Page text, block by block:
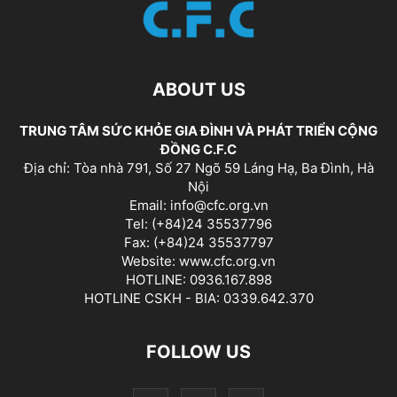
ABOUT US
TRUNG TÂM SỨC KHỎE GIA ĐÌNH VÀ PHÁT TRIỂN CỘNG
ĐỒNG C.F.C
Địa chỉ: Tòa nhà 791, Số 27 Ngõ 59 Láng Hạ, Ba Đình, Hà
Nội
Email: info@cfc.org.vn
Tel: (+84)24 35537796
Fax: (+84)24 35537797
Website: www.cfc.org.vn
HOTLINE: 0936.167.898
HOTLINE CSKH - BIA: 0339.642.370
FOLLOW US